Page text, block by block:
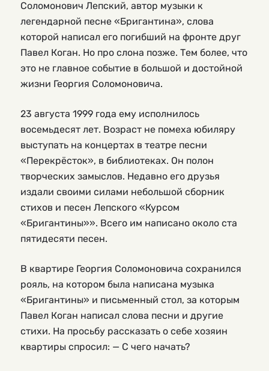
Соломонович Лепский, автор музыки к
легендарной песне «Бригантина», слова
которой написал его погибший на фронте друг
Павел Коган. Но про слона позже. Тем более, что
это не главное событие в большой и достойной
жизни Георгия Соломоновича.
23 августа 1999 года ему исполнилось
восемьдесят лет. Возраст не помеха юбиляру
выступать на концертах в театре песни
«Перекрёсток», в библиотеках. Он полон
творческих замыслов. Недавно его друзья
издали своими силами небольшой сборник
стихов и песен Лепского «Курсом
«Бригантины»». Всего им написано около ста
пятидесяти песен.
В квартире Георгия Соломоновича сохранился
рояль, на котором была написана музыка
«Бригантины» и письменный стол, за которым
Павел Коган написал слова песни и другие
стихи. На просьбу рассказать о себе хозяин
квартиры спросил: — С чего начать?